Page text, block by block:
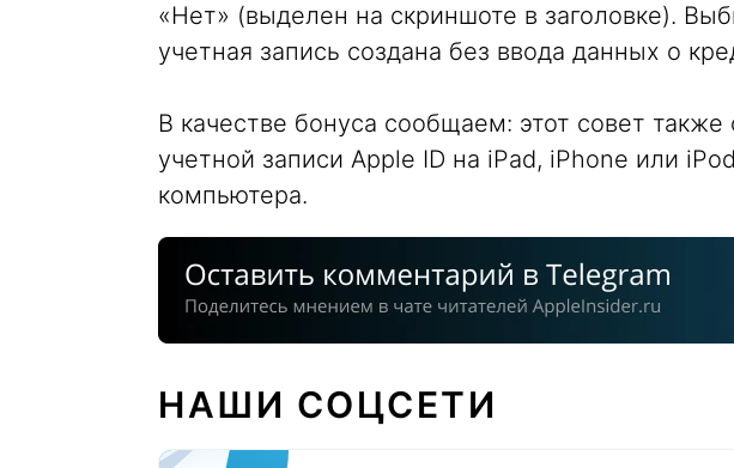
«Нет» (выделен на скриншоте в заголовке).
учетная запись создана без ввода данных о
В качестве бонуса сообщаем: этот совет также
учетной записи Apple ID на iPad, iPhone или
компьютера.
НАШИ СОЦСЕТИ